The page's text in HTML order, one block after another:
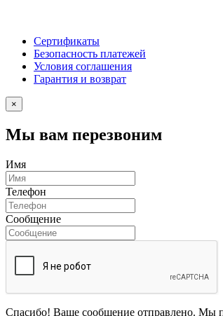
Сертификаты
Безопасность платежей
Условия соглашения
Гарантия и возврат
×
Мы вам перезвоним
Имя
Телефон
Сообщение
Спасибо! Ваше сообщение отправлено. Мы